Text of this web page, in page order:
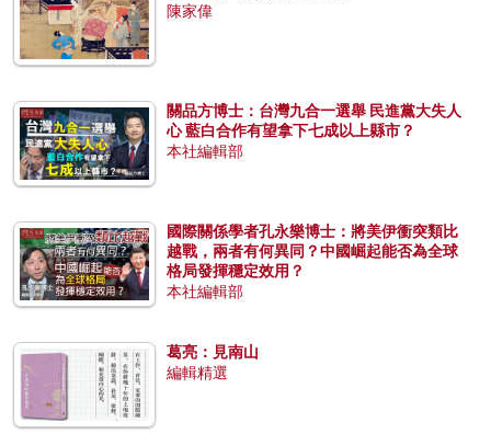
陳家偉
關品方博士：台灣九合一選舉 民進黨大失人
心 藍白合作有望拿下七成以上縣市？
本社編輯部
國際關係學者孔永樂博士：將美伊衝突類比
越戰，兩者有何異同？中國崛起能否為全球
格局發揮穩定效用？
本社編輯部
葛亮：見南山
編輯精選